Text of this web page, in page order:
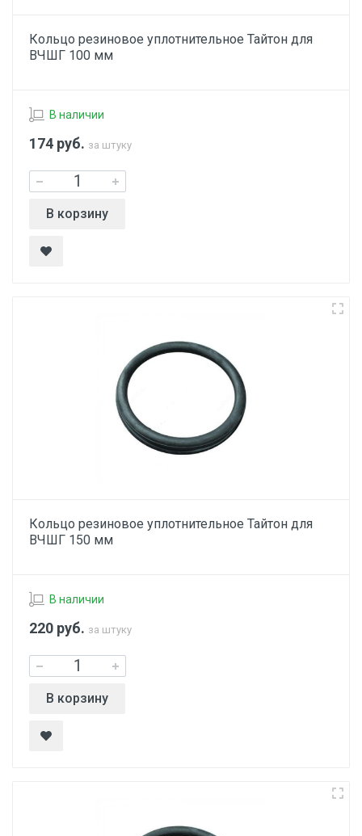
Кольцо резиновое уплотнительное Тайтон для
ВЧШГ 100 мм
В наличии
174 руб. за штуку
В корзину
Кольцо резиновое уплотнительное Тайтон для
ВЧШГ 150 мм
В наличии
220 руб. за штуку
В корзину